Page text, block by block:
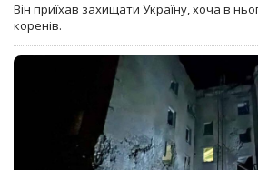
Він приїхав захищати Україну, хоча в
коренів.